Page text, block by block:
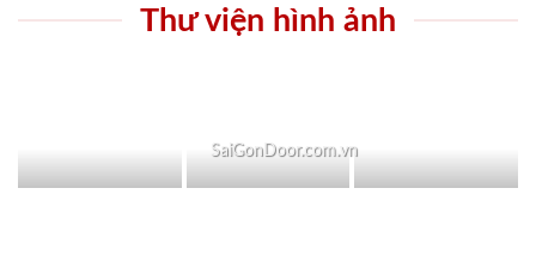
Thư viện hình ảnh
SaiGonDoor.com.vn